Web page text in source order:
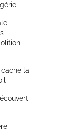
la